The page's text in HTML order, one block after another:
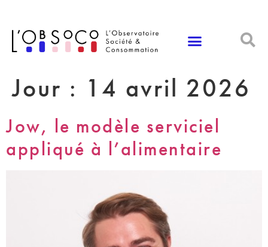
Jour : 14 avril 2026
Jow, le modèle serviciel
appliqué à l’alimentaire